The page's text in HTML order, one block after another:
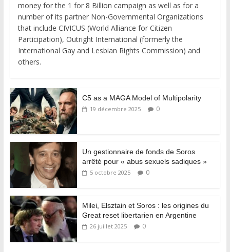
money for the 1 for 8 Billion campaign as well as for a
number of its partner Non-Governmental Organizations
that include CIVICUS (World Alliance for Citizen
Participation), Outright International (formerly the
International Gay and Lesbian Rights Commission) and
others.
C5 as a MAGA Model of Multipolarity
19 décembre 2025 0
Un gestionnaire de fonds de Soros
arrêté pour « abus sexuels sadiques »
5 octobre 2025 0
Milei, Elsztain et Soros : les origines du
Great reset libertarien en Argentine
26 juillet 2025 0